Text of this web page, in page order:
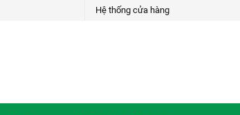
Hệ thống cửa hàng
LIÊN HỆ ĐẶT HÀNG